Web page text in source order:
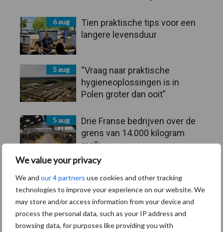
We value your privacy
We and our 4 partners use cookies and other tracking
technologies to improve your experience on our website. We
may store and/or access information from your device and
process the personal data, such as your IP address and
browsing data, for purposes like providing you with
6 aug
Tien praktische tips voor een
langere levensduur
5 aug
“Vraag naar praktische
hygieneoplossingen is in
Polen groter dan ooit”
5 aug
Drie Franse bedrijven over de
grens van 14.000 kilogram
melk
Toon meer